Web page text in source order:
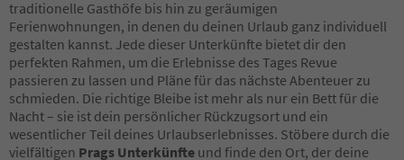
traditionelle Gasthöfe bis hin zu geräumigen
Ferienwohnungen, in denen du deinen Urlaub ganz individuell
gestalten kannst. Jede dieser Unterkünfte bietet dir den
perfekten Rahmen, um die Erlebnisse des Tages Revue
passieren zu lassen und Pläne für das nächste Abenteuer zu
schmieden. Die richtige Bleibe ist mehr als nur ein Bett für die
Nacht – sie ist dein persönlicher Rückzugsort und ein
wesentlicher Teil deines Urlaubserlebnisses. Stöbere durch die
vielfältigen Prags Unterkünfte und finde den Ort, der deine